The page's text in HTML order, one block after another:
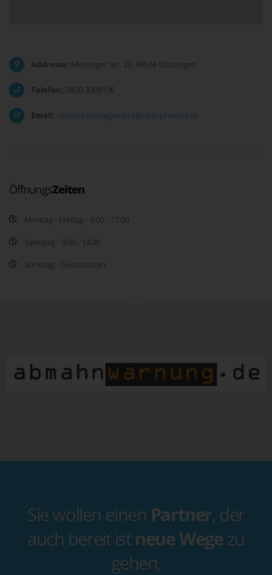
Addresse: Meininger Str. 26, 98634 Wasungen
Telefon: 0800-3308196
Email: retoure-management@abis-pharma.de
ÖffnungsZeiten
Montag - Freitag - 9.00 - 17.00
Samstag - 9.00 - 14.00
Sonntag - Geschlossen
Sie wollen einen Partner, der
auch bereit ist neue Wegezu
gehen,